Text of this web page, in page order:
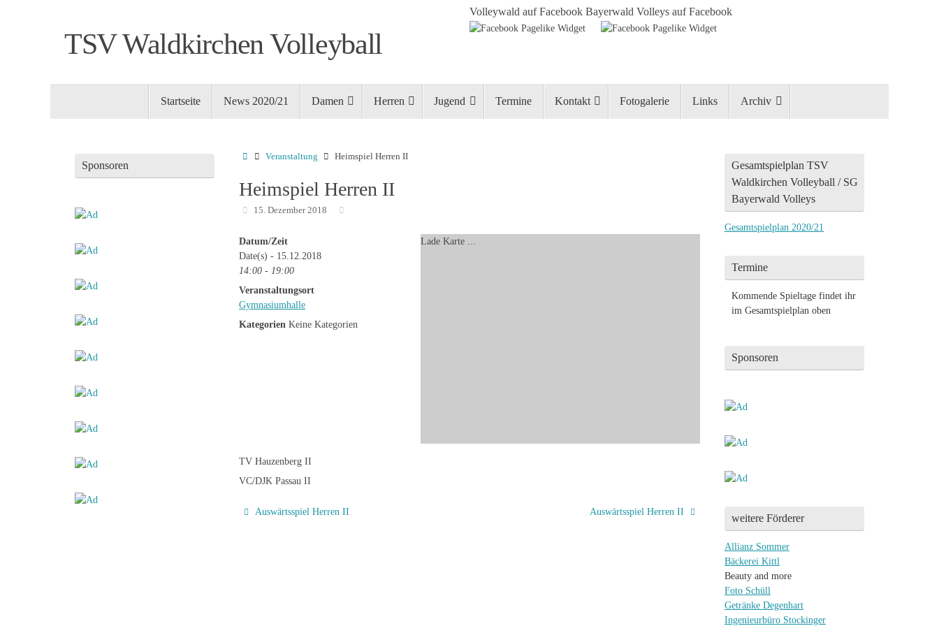
TSV Waldkirchen Volleyball
Volleywald auf Facebook Bayerwald Volleys auf Facebook
Startseite News 2020/21 Damen Herren Jugend Termine Kontakt Fotogalerie Links Archiv
Startseite
Veranstaltung Heimspiel Herren II
Heimspiel Herren II
15. Dezember 2018
Lade Karte ...
Datum/Zeit
Date(s) - 15.12.2018
14:00 - 19:00
Veranstaltungsort
Gymnasiumhalle
Kategorien Keine Kategorien
TV Hauzenberg II
VC/DJK Passau II
Auswärtsspiel Herren II Auswärtsspiel Herren II
Sponsoren
Gesamtspielplan TSV
Waldkirchen Volleyball / SG
Bayerwald Volleys
Gesamtspielplan 2020/21
Termine
Kommende Spieltage findet ihr
im Gesamtspielplan oben
Sponsoren
weitere Förderer
Allianz Sommer
Bäckerei Kittl
Beauty and more
Foto Schüll
Getränke Degenhart
Ingenieurbüro Stockinger